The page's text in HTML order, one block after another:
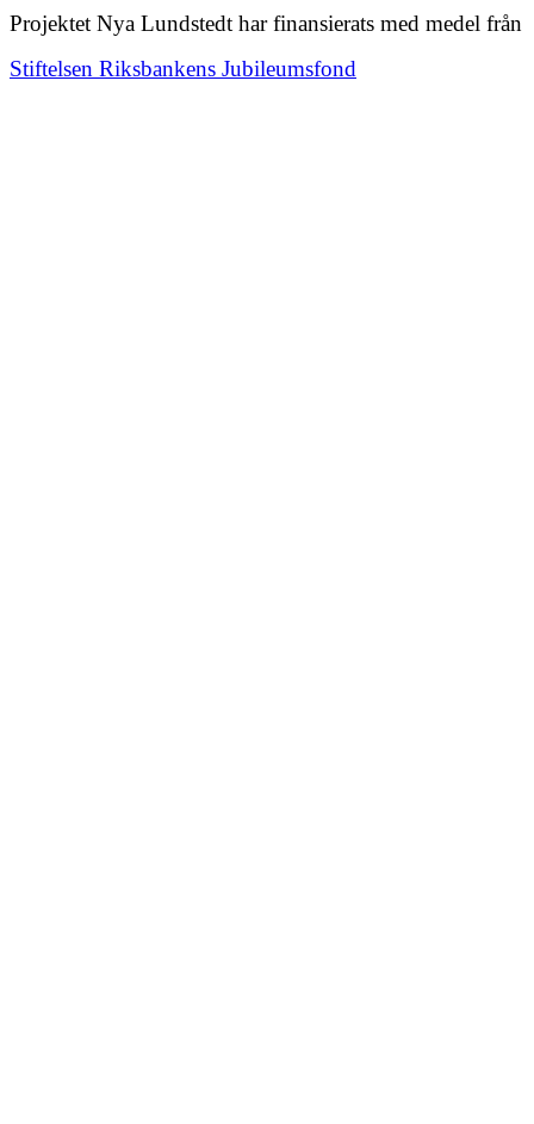
Projektet Nya Lundstedt har finansierats med medel från
Stiftelsen Riksbankens Jubileumsfond